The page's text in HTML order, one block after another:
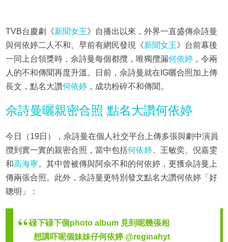
TVB台慶劇《新聞女王》自播出以來，外界一直盛傳佘詩曼
與何依婷二人不和。早前有網民發現《新聞女王》台前幕後
一同上台領獎時，佘詩曼每個都攬，唯獨攬漏何依婷，令兩
人的不和傳聞再度升溫。日前，佘詩曼就在IG曬合照加上傳
長文，點名大讚何依婷，成功粉碎不和傳聞。
佘詩曼曬親密合照 點名大讚何依婷
今日（19日），佘詩曼在個人社交平台上傳多張與劇中演員
攬到實一實的親密合照，當中包括何依婷、王敏奕、倪嘉雯
和高海寧。其中曾被傳與阿佘不和的何依婷，更獲佘詩曼上
傳兩張合照。此外，佘詩曼更特別發文點名大讚何依婷「好
聰明」：
碌下碌下個photo album 見到呢幾張相
想講吓呢個妹妹仔何依婷 @reginahyt